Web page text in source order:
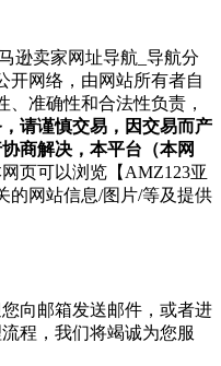
逊卖家网址导航_导航分
开网络，由网站所有者自
准确性和合法性负责，
请谨慎交易，因交易而产
商解决，本平台（本网
页可以浏览【AMZ123亚
的网站信息/图片/等及提供
向邮箱发送邮件，或者进
程，我们将竭诚为您服